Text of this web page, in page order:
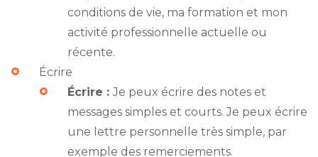
conditions de vie, ma formation et mon
activité professionnelle actuelle ou
récente.
Écrire
Écrire :Je peux écrire des notes et
messages simples et courts. Je peux écrire
une lettre personnelle très simple, par
exemple des remerciements.